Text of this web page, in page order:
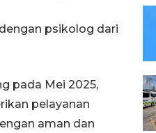
psikolog dari
pada Mei 2025,
pelayanan
aman dan